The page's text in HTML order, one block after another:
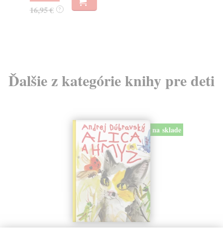
16,95 € ?
Ďalšie z kategórie knihy pre deti
na sklade